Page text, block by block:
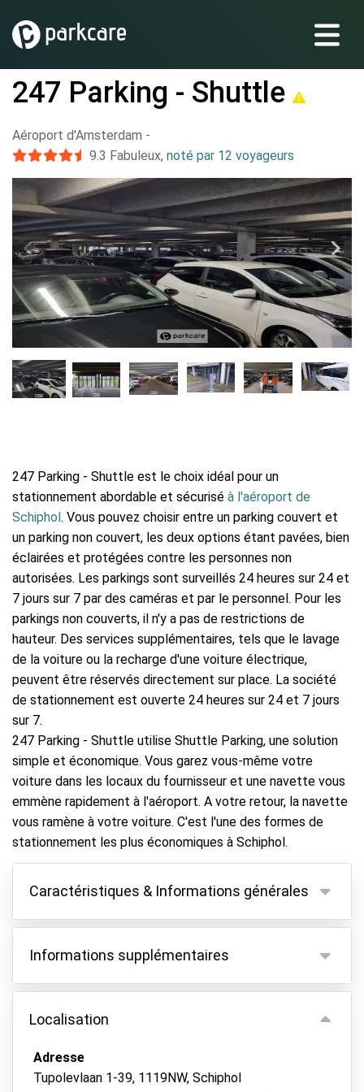
247 Parking - Shuttle
Aéroport d'Amsterdam -
9.3 Fabuleux, noté par 12 voyageurs
247 Parking - Shuttle est le choix idéal pour un
stationnement abordable et sécurisé à l'aéroport de
Schiphol. Vous pouvez choisir entre un parking couvert et
un parking non couvert, les deux options étant pavées, bien
éclairées et protégées contre les personnes non
autorisées. Les parkings sont surveillés 24 heures sur 24 et
7 jours sur 7 par des caméras et par le personnel. Pour les
parkings non couverts, il n'y a pas de restrictions de
hauteur. Des services supplémentaires, tels que le lavage
de la voiture ou la recharge d'une voiture électrique,
peuvent être réservés directement sur place. La société
de stationnement est ouverte 24 heures sur 24 et 7 jours
sur 7.
247 Parking - Shuttle utilise Shuttle Parking, une solution
simple et économique. Vous garez vous-même votre
voiture dans les locaux du fournisseur et une navette vous
emmène rapidement à l'aéroport. A votre retour, la navette
vous ramène à votre voiture. C'est l'une des formes de
stationnement les plus économiques à Schiphol.
Caractéristiques & Informations générales
Caractéristiques
Parking couvert
Gardez vos clés
Asphalte ou pavé
Vidéosurveillance
Informations supplémentaires
Un supplément de nuit de 15 € s'applique si vous
arrivez ou partez entre 00h00 et 07h00.
aspirateur + nettoyage des vitres de l'intérieur, pour
90 EUR.
Localisation
Adresse
Tupolevlaan 1-39, 1119NW, Schiphol